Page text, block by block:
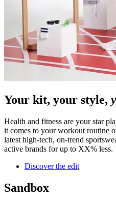
Your kit, your style,
Health and fitness are your star
it comes to your workout routine
latest high-tech, on-trend
active brands for up to XX% less.
Discover the edit
Sandbox